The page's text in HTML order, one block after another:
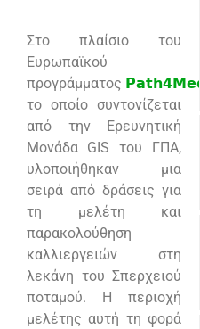
Στο πλαίσιο του
Ευρωπαϊκού
προγράμματος 𝗣𝗮𝘁𝗵𝟰𝗠𝗲𝗱
το οποίο συντονίζεται
από την Ερευνητική
Μονάδα GIS του ΓΠΑ,
υλοποιήθηκαν μια
σειρά από δράσεις για
τη μελέτη και
παρακολούθηση
καλλιεργειών στη
λεκάνη του Σπερχειού
ποταμού. Η περιοχή
μελέτης αυτή τη φορά